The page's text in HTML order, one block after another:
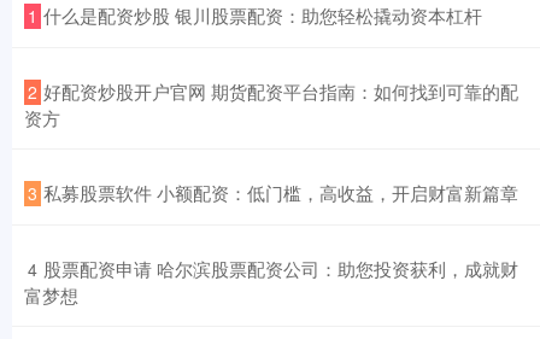
1 ​什么是配资炒股 银川股票配资：助您轻松撬动资本杠杆
2 ​好配资炒股开户官网 期货配资平台指南：如何找到可靠的配
资方
3 ​私募股票软件 小额配资：低门槛，高收益，开启财富新篇章
4 ​股票配资申请 哈尔滨股票配资公司：助您投资获利，成就财
富梦想